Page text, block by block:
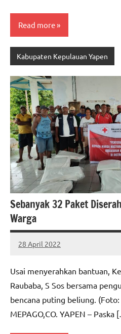
Read more
Kabupaten Kepulauan Yapen
Sebanyak 32 Paket
Warga
28 April 2022
MEPAGO
No
Usai menyerahkan bantuan,
Raubaba, S Sos bersama
bencana puting beliung.
MEPAGO,CO. YAPEN – Paska